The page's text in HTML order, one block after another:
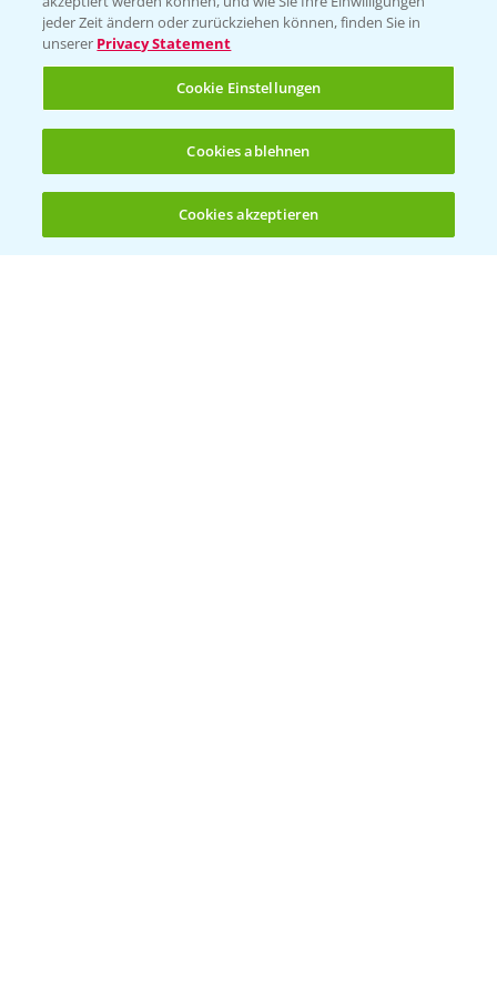
(noch 4)
Ackerbau
Saatgut
Sonderkulturen
Verantwortung & Sorgfalt
PAMIRA - Packmittelrücknahme
Sammelstellen und Termine
jeder Zeit ändern oder zurückziehen können, finden Sie in
unserer Privacy Statement
Cookie Einstellungen
Cookies ablehnen
Cookies akzeptieren